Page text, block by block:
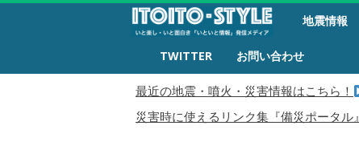
活
地震情報
TWITTER お問い合わせ
最近の地震・噴火・災害情報はこちら！
災害時に使えるリンク集『備災ポータル』